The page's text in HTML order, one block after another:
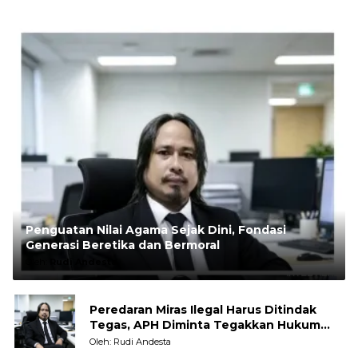
Penguatan Nilai Agama Sejak Dini, Fondasi
Generasi Beretika dan Bermoral
Rudi Andesta
Peredaran Miras Ilegal Harus Ditindak
Tegas, APH Diminta Tegakkan Hukum
Tanpa Pandang Bulu
Oleh: Rudi Andesta